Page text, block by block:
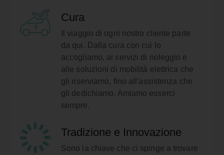
Cura
Il viaggio di ogni nostro cliente parte
da qui. Dalla cura con cui lo
accogliamo, ai servizi di noleggio e
alle soluzioni di mobilità elettrica che
gli riserviamo, fino all'assistenza che
gli dedichiamo. Amiamo esserci
sempre.
Tradizione e Innovazione
Sono la chiave che ci spinge a trovare